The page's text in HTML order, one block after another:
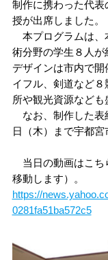
組織・役員
目標と計画
宇都宮大学の歴
宇都宮大学歌
広報・刊行物
採用情報
研究費
FDについて
研究者情報検索
知的財産活動に
宇都宮大学発ベ
海外留学
海外渡航につい
留学生へのサポ
留学生・国際交
国際交流協定締結
TOP
3C基金
峰ヶ丘地域貢献
キャンパスマップ
アクセスマップ
工学部
農学部
大学院
情報通信基盤セ
留学生・国際交
キャリアセンタ
保健管理センタ
DE&I推進センタ
TOP
バイオサイエン
オプティクス教
ロボティクス・
機器分析センタ
大学教育推進機
TOP
基盤教育センタ
教職センター
地域創生推進機
TOP
社会共創促進セ
宇大アカデミー
イノベーション
未来農学共創セ
地域デザイン科
地域デザイン科
国際学部附属施
国際学部附属多
共同教育学部附
共同教育学部附
工学部附属施設
工学部附属もの
附属図書館
アドミッション
入試情報
オープンキャン
大学見学
大学施設の利用
キャンパスマッ
大学の施設の利
一般向け講座・
進学説明会・出
データサイエン
TOP
教員に関する情報
イ
制作に携わった代
授が出席しました。
本プログラムは、
術分野の学生８人が
デザインは市内で
イフル、剣道など
所や観光資源なども
なお、制作した表
日（木）まで宇都宮
当日の動画はこち
移動します）。
https://
0281fa51ba572c5